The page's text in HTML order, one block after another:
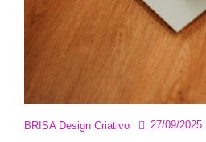
BRISA Design Criativo 27/09/2025